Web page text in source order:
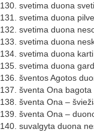
130. svetima duona
131. svetima duona
132. svetima duona
133. svetima duona
134. svetima duona karti
135. svetima duona
136. šventos Agotos
137. šventa Ona
138. šventa Ona –
139. šventa Ona –
140. suvalgyta duona